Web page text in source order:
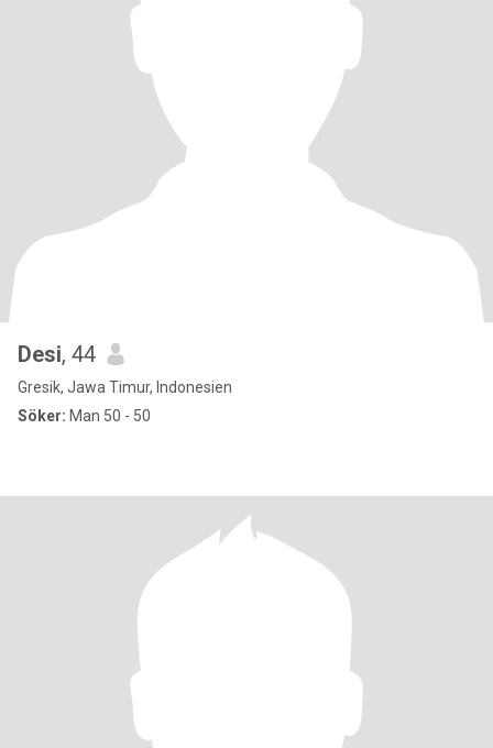
Desi, 44
Gresik, Jawa Timur, Indonesien
Söker: Man 50 - 50